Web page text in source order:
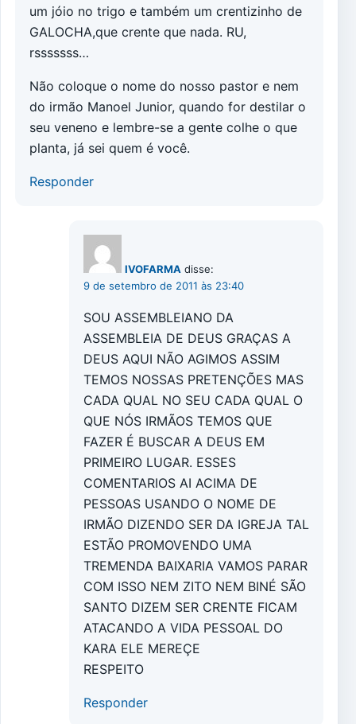
um jóio no trigo e também um crentizinho de
GALOCHA,que crente que nada. RU,
rsssssss…
Não coloque o nome do nosso pastor e nem
do irmão Manoel Junior, quando for destilar o
seu veneno e lembre-se a gente colhe o que
planta, já sei quem é você.
Responder
IVOFARMA disse:
9 de setembro de 2011 às 23:40
SOU ASSEMBLEIANO DA
ASSEMBLEIA DE DEUS GRAÇAS A
DEUS AQUI NÃO AGIMOS ASSIM
TEMOS NOSSAS PRETENÇÕES MAS
CADA QUAL NO SEU CADA QUAL O
QUE NÓS IRMÃOS TEMOS QUE
FAZER É BUSCAR A DEUS EM
PRIMEIRO LUGAR. ESSES
COMENTARIOS AI ACIMA DE
PESSOAS USANDO O NOME DE
IRMÃO DIZENDO SER DA IGREJA TAL
ESTÃO PROMOVENDO UMA
TREMENDA BAIXARIA VAMOS PARAR
COM ISSO NEM ZITO NEM BINÉ SÃO
SANTO DIZEM SER CRENTE FICAM
ATACANDO A VIDA PESSOAL DO
KARA ELE MEREÇE
RESPEITO
Responder